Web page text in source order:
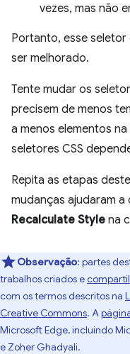
vezes, mas não
Portanto, esse seletor
ser melhorado.
Tente mudar os
precisem de menos
a menos elementos
seletores CSS
Repita as etapas
mudanças ajudaram
Recalculate Style na
Observação: partes
trabalhos criados e
com os termos descritos na
Creative Commons. A
Microsoft Edge, incluindo
e Zoher Ghadyali.